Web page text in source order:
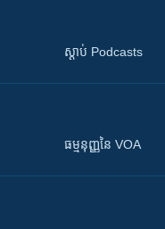
ស្តាប់ Podcasts
ធម្មនុញ្ញ​នៃ VOA